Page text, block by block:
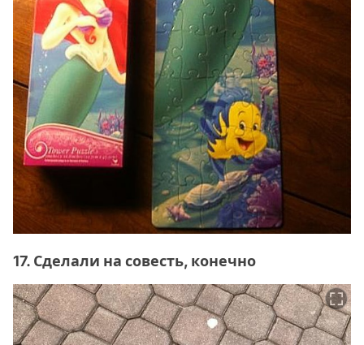
17. Сделали на совесть, конечно